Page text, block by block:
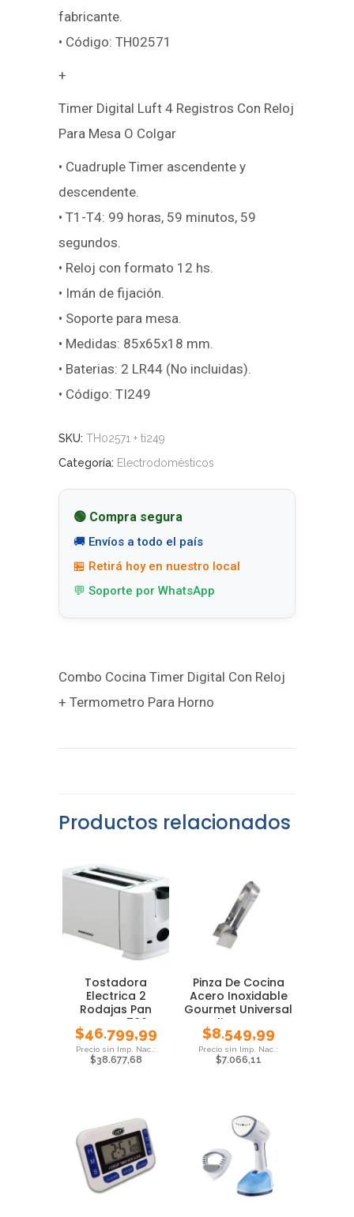
fabricante.
• Código: TH02571
+
Timer Digital Luft 4 Registros Con Reloj
Para Mesa O Colgar
• Cuadruple Timer ascendente y
descendente.
• T1-T4: 99 horas, 59 minutos, 59
segundos.
• Reloj con formato 12 hs.
• Imán de fijación.
• Soporte para mesa.
• Medidas: 85x65x18 mm.
• Baterias: 2 LR44 (No incluidas).
• Código: TI249
SKU: TH02571 + ti249
Categoría: Electrodomésticos
🟢 Compra segura
🚚 Envíos a todo el país
🏪 Retirá hoy en nuestro local
💬 Soporte por WhatsApp
Combo Cocina Timer Digital Con Reloj
+ Termometro Para Horno
Productos relacionados
Tostadora
Electrica 2
Rodajas Pan
Daewoo 700w
$46.799,99
$38.677,68
Pinza De Cocina
Acero Inoxidable
Gourmet Universal
Alimentos
$8.549,99
$7.066,11